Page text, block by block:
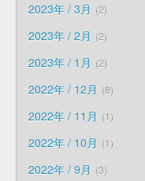
2023年 / 3月 2
2023年 / 2月 2
2023年 / 1月 2
2022年 / 12月 8
2022年 / 11月 1
2022年 / 10月 1
2022年 / 9月 3